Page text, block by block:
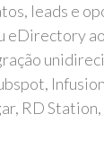
leads e
eDirectory
RD